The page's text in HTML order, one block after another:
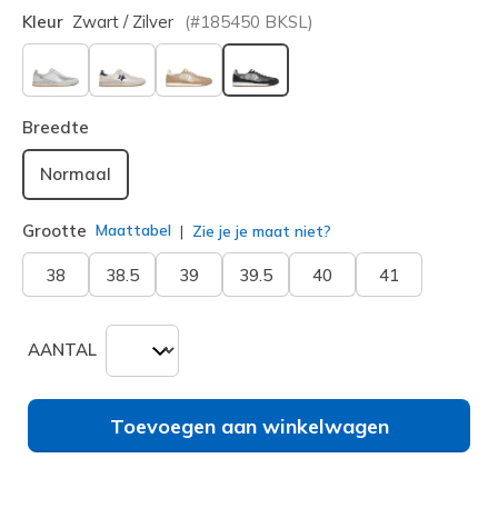
Kleur Zwart / Zilver (#185450 BKSL )
geselecteerd
Breedte
Normaal
Grootte Maattabel Zie je je maat niet?
38 38.5 39 39.5 40 41
AANTAL
Toevoegen aan winkelwagen